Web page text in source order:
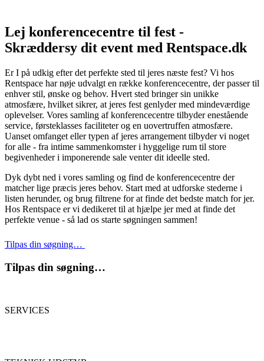
Lej konferencecentre til fest -
Skræddersy dit event med Rentspace.dk
Er I på udkig efter det perfekte sted til jeres næste fest? Vi hos
Rentspace har nøje udvalgt en række konferencecentre, der passer til
enhver stil, ønske og behov. Hvert sted bringer sin unikke
atmosfære, hvilket sikrer, at jeres fest genlyder med mindeværdige
oplevelser. Vores samling af konferencecentre tilbyder enestående
service, førsteklasses faciliteter og en uovertruffen atmosfære.
Uanset omfanget eller typen af jeres arrangement tilbyder vi noget
for alle - fra intime sammenkomster i hyggelige rum til store
begivenheder i imponerende sale venter dit ideelle sted.
Dyk dybt ned i vores samling og find de konferencecentre der
matcher lige præcis jeres behov. Start med at udforske stederne i
listen herunder, og brug filtrene for at finde det bedste match for jer.
Hos Rentspace er vi dedikeret til at hjælpe jer med at finde det
perfekte venue - så lad os starte søgningen sammen!
Tilpas din søgning…
Tilpas din søgning…
SERVICES